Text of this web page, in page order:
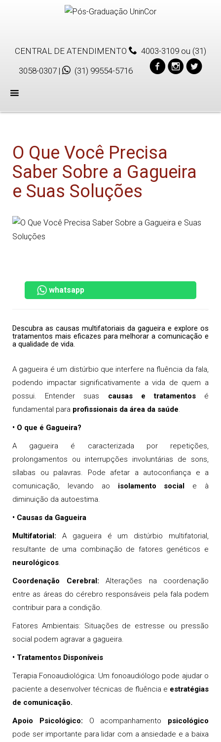
CENTRAL DE ATENDIMENTO 4003-3109 ou (31)
3058-0307 | (31) 99554-5716
Menu
O Que Você Precisa
Saber Sobre a Gagueira
e Suas Soluções
whatsapp
Descubra as causas multifatoriais da gagueira e explore os
tratamentos mais eficazes para melhorar a comunicação e
a qualidade de vida.
A gagueira é um distúrbio que interfere na fluência da fala,
podendo impactar significativamente a vida de quem a
possui. Entender suas causas e tratamentosé
fundamental para profissionais da área da saúde.
• O que é Gagueira?
A gagueira é caracterizada por repetições,
prolongamentos ou interrupções involuntárias de sons,
sílabas ou palavras. Pode afetar a autoconfiança e a
comunicação, levando ao isolamento social e à
diminuição da autoestima.
• Causas da Gagueira
Multifatorial: A gagueira é um distúrbio multifatorial,
resultante de uma combinação de fatores genéticos e
neurológicos.
Coordenação Cerebral: Alterações na coordenação
entre as áreas do cérebro responsáveis pela fala podem
contribuir para a condição.
Fatores Ambientais: Situações de estresse ou pressão
social podem agravar a gagueira.
• Tratamentos Disponíveis
Terapia Fonoaudiológica: Um fonoaudiólogo pode ajudar o
paciente a desenvolver técnicas de fluência e estratégias
de comunicação.
Apoio Psicológico: O acompanhamento psicológico
pode ser importante para lidar com a ansiedade e a baixa